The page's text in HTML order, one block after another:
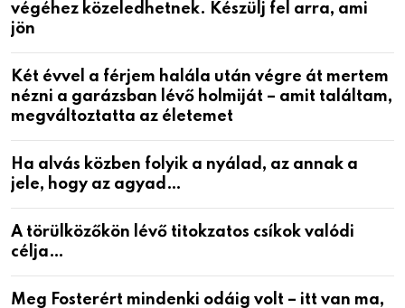
végéhez közeledhetnek. Készülj fel arra, ami
jön
Két évvel a férjem halála után végre át mertem
nézni a garázsban lévő holmiját – amit találtam,
megváltoztatta az életemet
Ha alvás közben folyik a nyálad, az annak a
jele, hogy az agyad…
A törülközőkön lévő titokzatos csíkok valódi
célja…
Meg Fosterért mindenki odáig volt – itt van ma,